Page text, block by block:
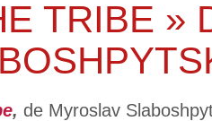
TRIBE »
, de Myroslav